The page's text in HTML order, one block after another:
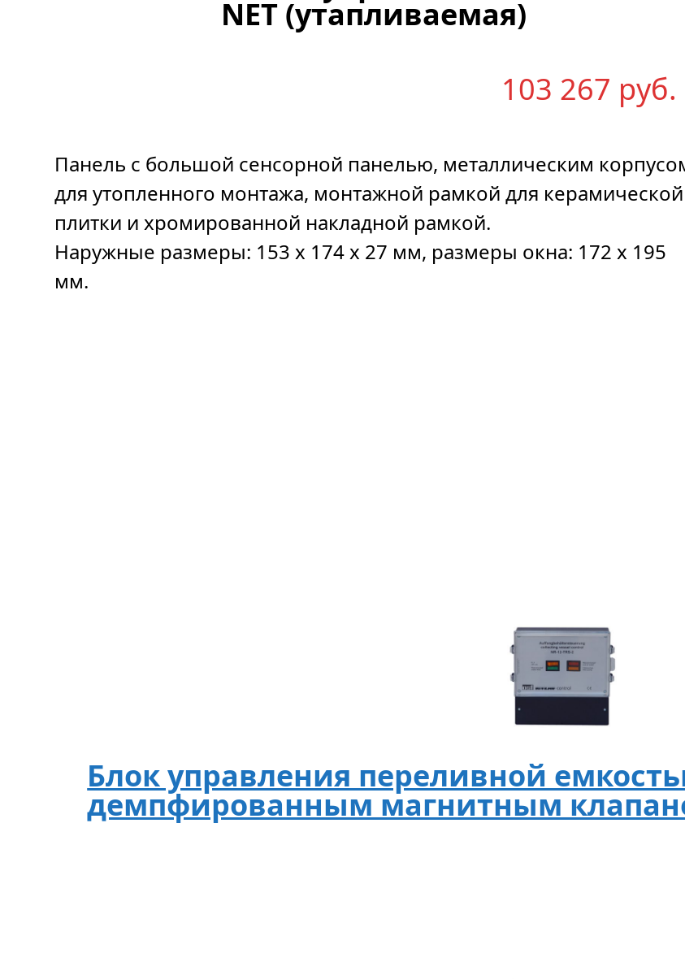
NET (утапливаемая)
103 267 руб.
Панель с большой сенсорной панелью, металлическим
для утопленного монтажа, монтажной рамкой для керамической
плитки и хромированной накладной рамкой.
Наружные размеры: 153 x 174 x 27 мм, размеры окна: 172 x 195
мм.
Блок управления переливной
демпфированным магнитным